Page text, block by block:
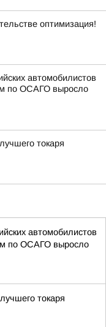
оптимизация!
автомобилистов
по ОСАГО выросло
токаря
автомобилистов
по ОСАГО выросло
токаря